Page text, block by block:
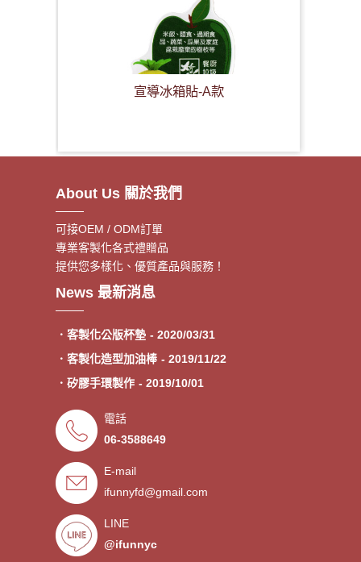
宣導冰箱貼-A款
About Us 關於我們
可接OEM / ODM訂單
專業客製化各式禮贈品
提供您多樣化、優質產品與服務！
News 最新消息
．客製化公版杯墊
- 2020/03/31
．客製化造型加油棒
- 2019/11/22
．矽膠手環製作
- 2019/10/01
．來圖印製氣囊支架 低起訂量
．超低價少量手環客製
．禮贈品客製化服務，歡迎免費
索取樣品。
．氣囊支架客製服務 - 2019/08/30
．廣告扇製作工廠 -競選造勢熱
門宣傳贈品
．宮廟神明結緣品訂做
電話
06-3588649
E-mail
ifunnyfd@gmail.com
LINE
@ifunnyc